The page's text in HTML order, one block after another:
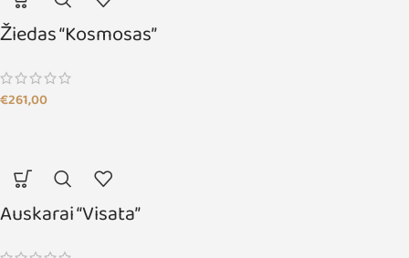
Žiedas “Kosmosas”
€261,00
Auskarai “Visata”